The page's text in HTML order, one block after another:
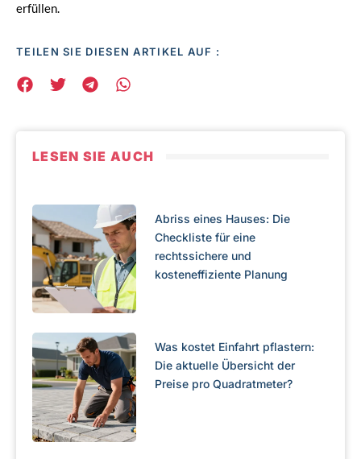
erfüllen.
TEILEN SIE DIESEN ARTIKEL AUF :
LESEN SIE AUCH
Abriss eines Hauses: Die
Checkliste für eine
rechtssichere und
kosteneffiziente Planung
Was kostet Einfahrt pflastern:
Die aktuelle Übersicht der
Preise pro Quadratmeter?